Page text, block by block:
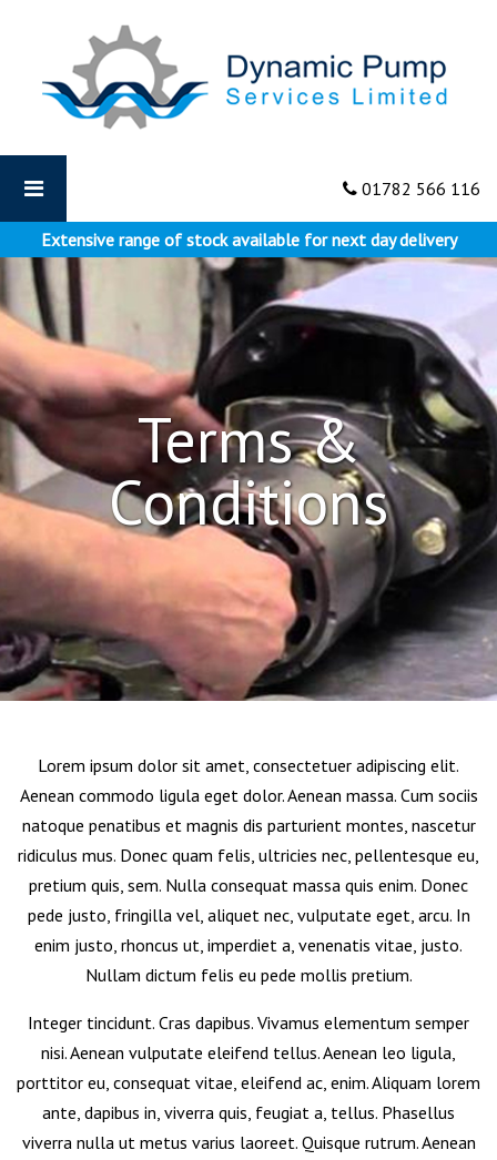
Pumps
-
Terms
01782 566 116
Extensive range of stock available for next day delivery
Terms &
Conditions
Lorem ipsum dolor sit amet, consectetuer adipiscing elit.
Aenean commodo ligula eget dolor. Aenean massa. Cum sociis
natoque penatibus et magnis dis parturient montes, nascetur
ridiculus mus. Donec quam felis, ultricies nec, pellentesque eu,
pretium quis, sem. Nulla consequat massa quis enim. Donec
pede justo, fringilla vel, aliquet nec, vulputate eget, arcu. In
enim justo, rhoncus ut, imperdiet a, venenatis vitae, justo.
Nullam dictum felis eu pede mollis pretium.
Integer tincidunt. Cras dapibus. Vivamus elementum semper
nisi. Aenean vulputate eleifend tellus. Aenean leo ligula,
porttitor eu, consequat vitae, eleifend ac, enim. Aliquam lorem
ante, dapibus in, viverra quis, feugiat a, tellus. Phasellus
viverra nulla ut metus varius laoreet. Quisque rutrum. Aenean